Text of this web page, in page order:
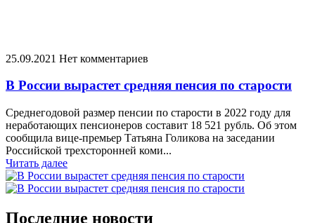
25.09.2021 Нет комментариев
В России вырастет средняя пенсия по старости
Среднегодовой размер пенсии по старости в 2022 году для
неработающих пенсионеров составит 18 521 рубль. Об этом
сообщила вице-премьер Татьяна Голикова на заседании
Российской трехсторонней коми...
Читать далее
Последние новости